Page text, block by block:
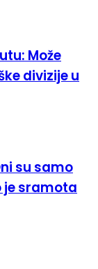
Može
divizije u
su samo
je sramota